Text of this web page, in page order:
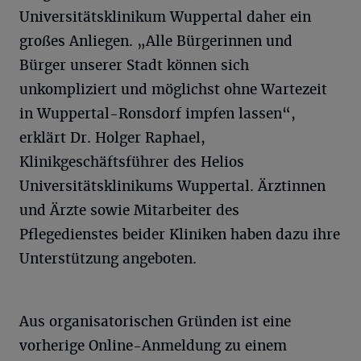
Universitätsklinikum Wuppertal daher ein
großes Anliegen. „Alle Bürgerinnen und
Bürger unserer Stadt können sich
unkompliziert und möglichst ohne Wartezeit
in Wuppertal-Ronsdorf impfen lassen“,
erklärt Dr. Holger Raphael,
Klinikgeschäftsführer des Helios
Universitätsklinikums Wuppertal. Ärztinnen
und Ärzte sowie Mitarbeiter des
Pflegedienstes beider Kliniken haben dazu ihre
Unterstützung angeboten.
Aus organisatorischen Gründen ist eine
vorherige Online-Anmeldung zu einem